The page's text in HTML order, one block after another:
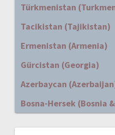
Türkmenistan
Tacikistan (Tajikistan)
Ermenistan (Armenia)
Gürcistan (Georgia)
Azerbaycan
Bosna-Hersek (Bosnia